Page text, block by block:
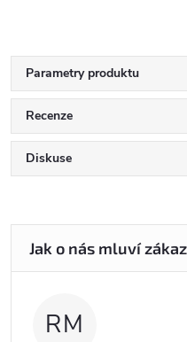
Parametry produktu
Recenze
Diskuse
RM